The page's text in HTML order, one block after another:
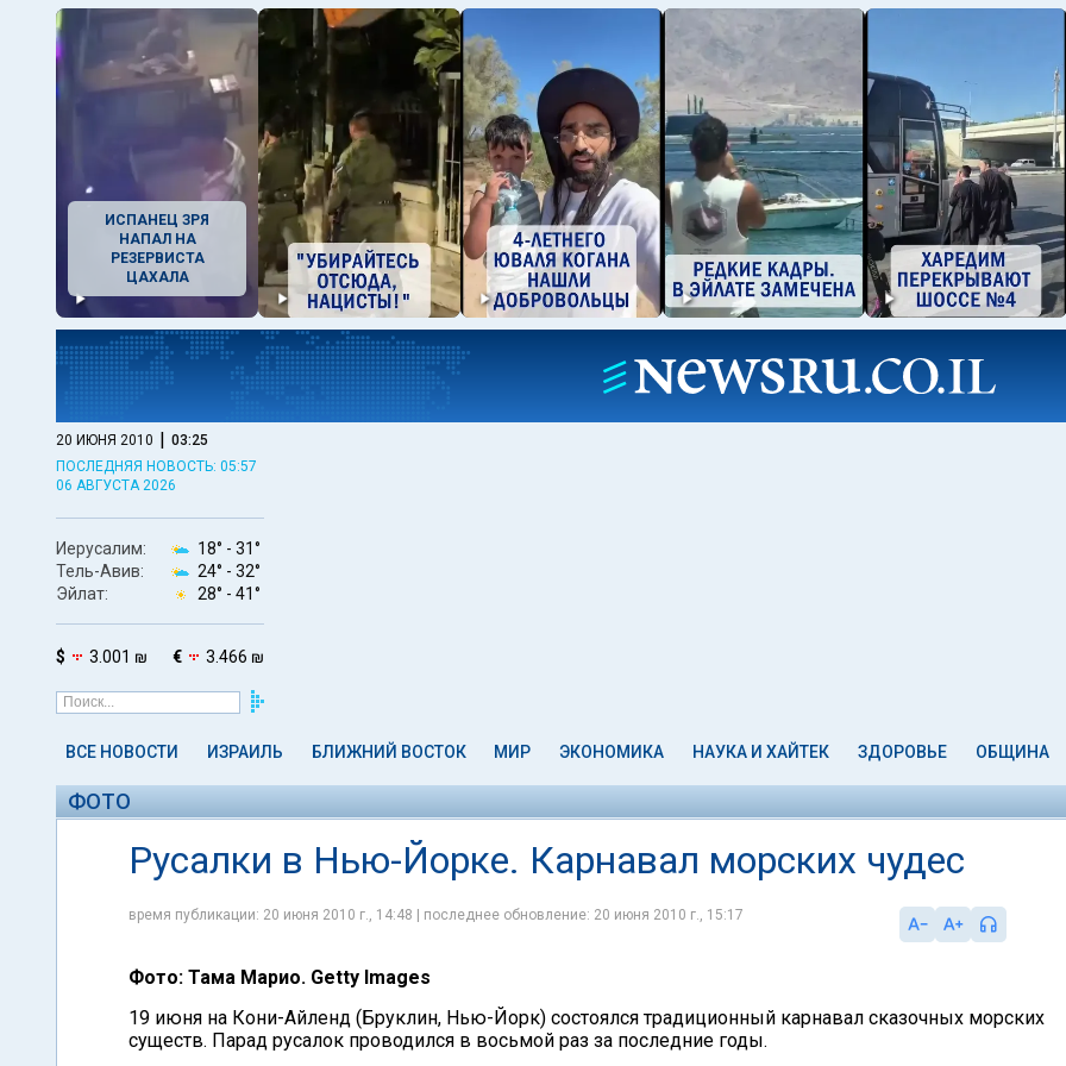
ИСПАНЕЦ ЗРЯ
НАПАЛ НА
РЕЗЕРВИСТА
ЦАХАЛА
20 ИЮНЯ 2010 | 03:25
ПОСЛЕДНЯЯ НОВОСТЬ: 05:57
06 АВГУСТА 2026
Иерусалим: 18° - 31°
Тель-Авив:
24° - 32°
Эйлат:
28° - 41°
$ 3.001 ₪ € 3.466 ₪
ВСЕ НОВОСТИ ИЗРАИЛЬ БЛИЖНИЙ ВОСТОК МИР ЭКОНОМИКА НАУКА И ХАЙТЕК ЗДОРОВЬЕ ОБЩИНА
ФОТО
Русалки в Нью-Йорке. Карнавал морских чудес
время публикации: 20 июня 2010 г., 14:48 | последнее обновление: 20 июня 2010 г., 15:17
Фото: Тама Марио. Getty Images
19 июня на Кони-Айленд (Бруклин, Нью-Йорк) состоялся традиционный карнавал сказочных морских
существ. Парад русалок проводился в восьмой раз за последние годы.